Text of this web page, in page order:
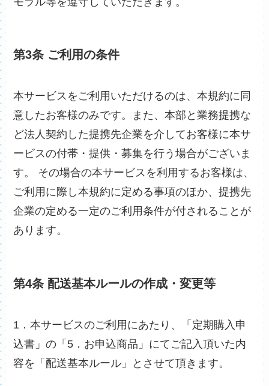
第3条 ご利用の条件
本サービスをご利用いただけるのは、本規約に同
意したお客様のみです。また、本部と業務提携な
ど法人契約した提携先企業を介してお客様に本サ
ービスの付帯・提供・募集を行う場合がございま
す。 その場合の本サービスを利用するお客様は、
ご利用に際し本規約に定める事項のほか、提携先
企業の定める一定のご利用条件が付されることが
あります。
第4条 配送基本ルールの作成・変更等
1．本サービスのご利用にあたり、「定期購入申
込書」の「5．お申込商品」にてご記入頂いた内
容を「配送基本ルール」とさせて頂きます。